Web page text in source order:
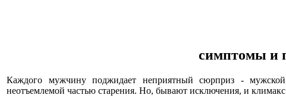
симптомы и
Каждого мужчину поджидает неприятный сюрприз -
неотъемлемой частью старения. Но, бывают исключения, и